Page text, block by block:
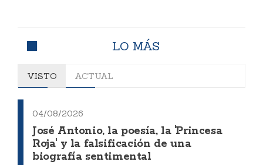
LO MÁS
VISTO ACTUAL
04/08/2026
José Antonio, la poesía, la 'Princesa
Roja' y la falsificación de una
biografía sentimental